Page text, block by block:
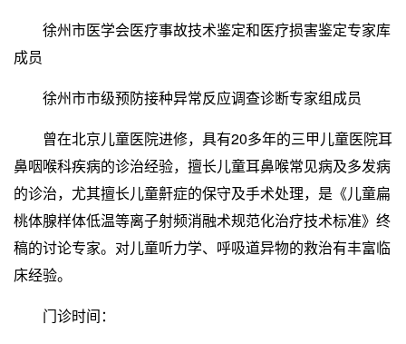
徐州市医学会医疗事故技术鉴定和医疗损害鉴定专家库
成员
徐州市市级预防接种异常反应调查诊断专家组成员
曾在北京儿童医院进修，具有20多年的三甲儿童医院耳
鼻咽喉科疾病的诊治经验，擅长儿童耳鼻喉常见病及多发病
的诊治，尤其擅长儿童鼾症的保守及手术处理，是《儿童扁
桃体腺样体低温等离子射频消融术规范化治疗技术标准》终
稿的讨论专家。对儿童听力学、呼吸道异物的救治有丰富临
床经验。
门诊时间：